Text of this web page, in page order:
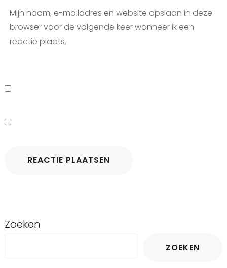
Mijn naam, e-mailadres en website opslaan in deze
browser voor de volgende keer wanneer ik een
reactie plaats.
Zoeken
ZOEKEN